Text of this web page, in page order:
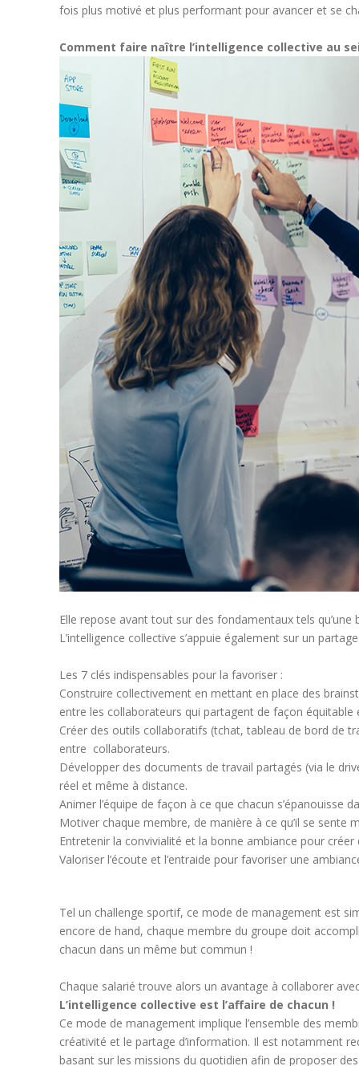
fois plus motivé et plus performant pour avancer et se
Comment faire naître l’intelligence collective au
Elle repose avant tout sur des fondamentaux tels
L’intelligence collective s’appuie également sur un
Les 7 clés indispensables pour la favoriser :
Construire collectivement en mettant en place des
entre les collaborateurs qui partagent de façon
Créer des outils collaboratifs (tchat, tableau de bord de
entre collaborateurs.
Développer des documents de travail partagés (via le
réel et même à distance.
Animer l’équipe de façon à ce que chacun s’épanouisse
Motiver chaque membre, de manière à ce qu’il se
Entretenir la convivialité et la bonne ambiance pour
Valoriser l’écoute et l’entraide pour favoriser une
Tel un challenge sportif, ce mode de management est
encore de hand, chaque membre du groupe doit
chacun dans un même but commun !
Chaque salarié trouve alors un avantage à collaborer
L’intelligence collective est l’affaire de chacun !
Ce mode de management implique l’ensemble des
créativité et le partage d’information. Il est notamment
basant sur les missions du quotidien afin de proposer